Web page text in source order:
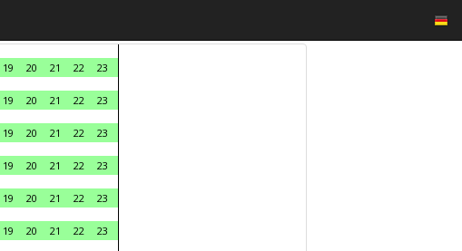
19 20 21 22
23
19 20 21 22
23
19 20 21 22
23
19 20 21 22
23
19 20 21 22
23
19 20 21 22
23